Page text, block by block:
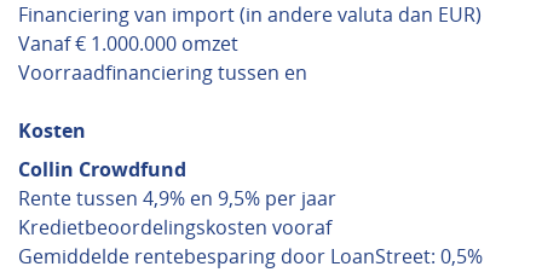
Financiering van import (in andere valuta dan EUR)
Vanaf € 1.000.000 omzet
Voorraadfinanciering tussen en
Kosten
Collin Crowdfund
Rente tussen 4,9% en 9,5% per jaar
Kredietbeoordelingskosten vooraf
Gemiddelde rentebesparing door LoanStreet: 0,5%